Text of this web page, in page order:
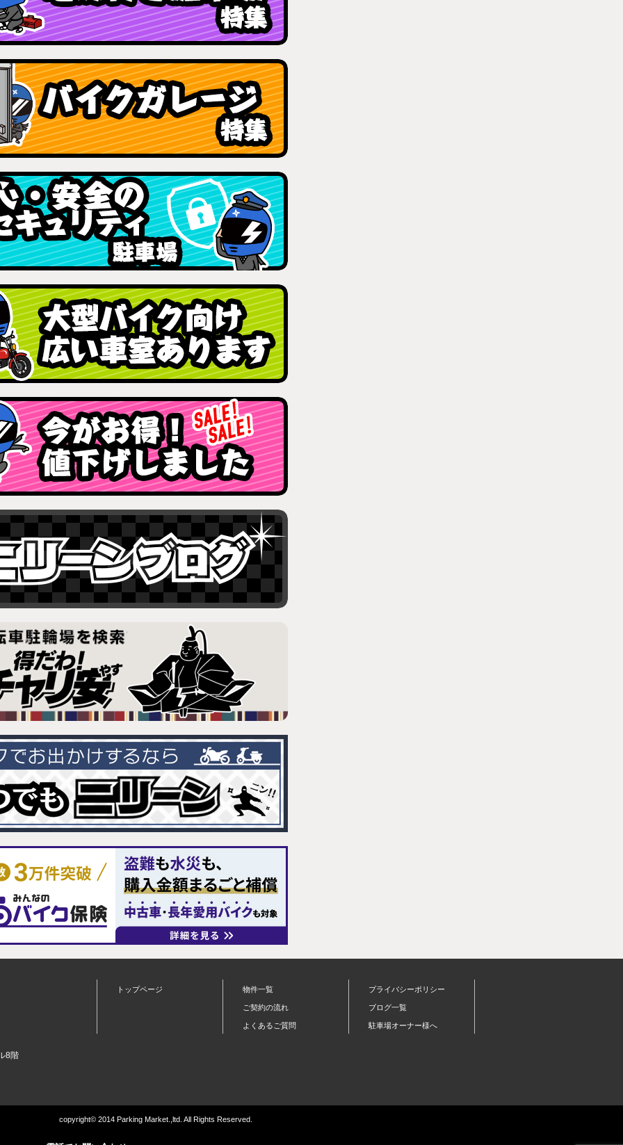
8階
トップページ 物件一覧
ご契約の流れ
よくあるご質問
プライバシーポリシー
ブログ一覧
駐車場オーナー様へ
copyright© 2014 Parking Market.,ltd. All Rights Reserved.